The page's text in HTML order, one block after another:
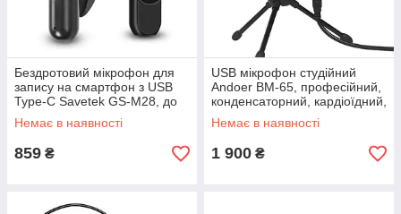
Бездротовий мікрофон для
запису на смартфон з USB
Type-C Savetek GS-M28, до
10 метрів, до 5 годин
GoodPlace -worry-free-
Немає в наявності
859 ₴
USB мікрофон студійний
Andoer BM-65, професійний,
конденсаторний, кардіоїдний,
для подкастів GoodPlace -
worry-free-shopping-
Немає в наявності
1 900 ₴